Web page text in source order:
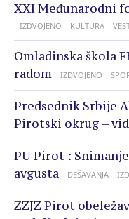
XXI Međunarodni
IZDVOJENO KULTURA
Omladinska škola
radom
IZDVOJENO
Predsednik Srbije
Pirotski okrug –
PU Pirot :
avgusta
DEŠAVANJA
ZZJZ Pirot